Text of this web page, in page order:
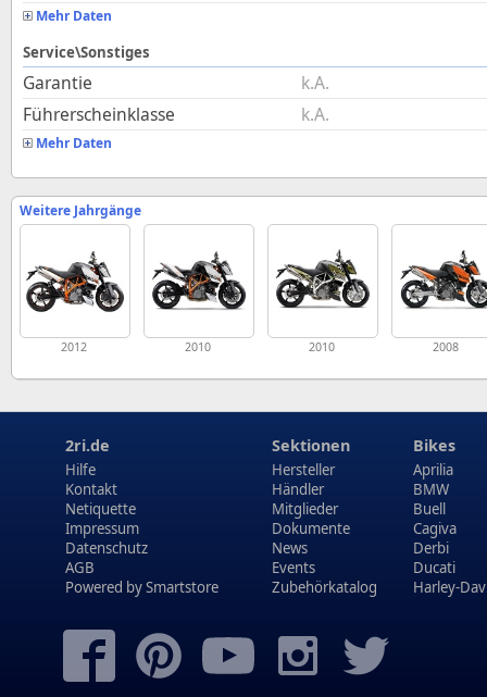
Mehr Daten
Service\Sonstiges
Garantie
k.A.
Führerscheinklasse
k.A.
Mehr Daten
Weitere Jahrgänge
2012 2010 2010 2008
2ri.de
Hilfe
Kontakt
Netiquette
Impressum
Datenschutz
AGB
Powered bySmartstore
Sektionen
Hersteller
Händler
Mitglieder
Dokumente
News
Events
Zubehörkatalog
Bikes
Aprilia
BMW
Buell
Cagiva
Derbi
Ducati
Harley-